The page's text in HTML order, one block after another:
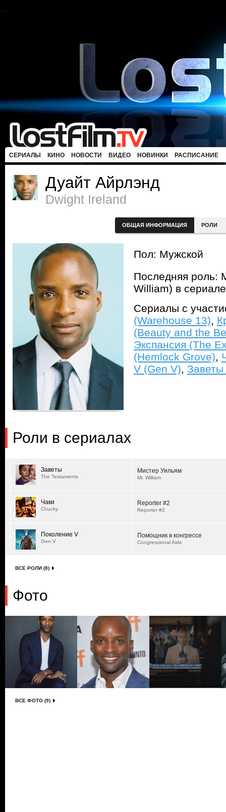
СЕРИАЛЫ КИНО НОВОСТИ ВИДЕО НОВИНКИ РАСПИСАНИЕ
Дуайт Айрлэнд
Dwight Ireland
ОБЩАЯ ИНФОРМАЦИЯ РОЛИ
Пол: Мужской
Последняя роль:
William) в
Сериалы с
(Warehouse 13),
(Beauty and the
Экспансия (The
(Hemlock Grove),
V (Gen V),
Роли в сериалах
Заветы
The Testaments
Мистер Уильям
Mr. William
Чаки
Chucky
Reporter #2
Reporter #2
Поколение V
Gen V
Помощник в конгрессе
Congressional Aide
ВСЕ РОЛИ (8)
Фото
ВСЕ ФОТО (9)